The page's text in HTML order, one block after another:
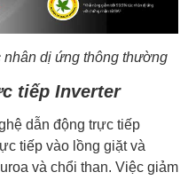
dị ứng thông thường
tiếp Inverter
dẫn động trực tiếp
tiếp vào lồng giặt và
và chổi than. Việc giảm